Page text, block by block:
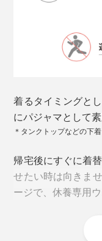
ユニチカガーメンテック調
水分移行率（％）＝濾紙の
この繊維が発する
受センサーに作用。
↓
血行を促進
酸素や栄養素が細
着るタイミングと
にパジャマとして
＊タンクトップなどの下
帰宅後にすぐに着
せたい時は向きま
ージで、休養専用